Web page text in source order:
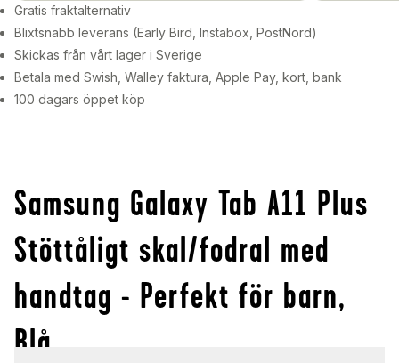
Gratis fraktalternativ
Blixtsnabb leverans (Early Bird, Instabox, PostNord)
Skickas från vårt lager i Sverige
Betala med Swish, Walley faktura, Apple Pay, kort, bank
100 dagars öppet köp
Samsung Galaxy Tab A11 Plus
Stöttåligt skal/fodral med
handtag - Perfekt för barn,
Blå